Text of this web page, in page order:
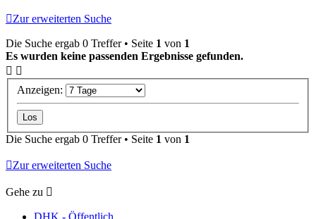
Zur erweiterten Suche
Die Suche ergab 0 Treffer • Seite 1 von 1
Es wurden keine passenden Ergebnisse gefunden.
Anzeigen:
Die Suche ergab 0 Treffer • Seite 1 von 1
Zur erweiterten Suche
Gehe zu
DHK - Öffentlich